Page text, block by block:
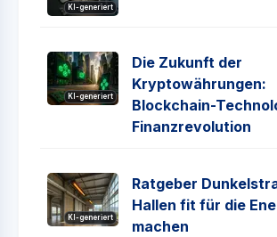
KI-generiert
KI-generiert
Die Zukunft der
Kryptowährungen:
Blockchain-
Finanzrevolution
KI-generiert
Ratgeber
Hallen fit für die
machen